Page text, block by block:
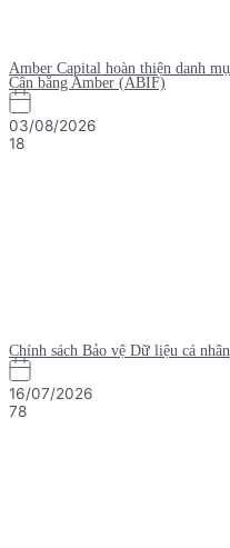
Amber Capital hoàn thiện danh
Cân bằng Amber (ABIF)
03/08/2026
18
Chính sách Bảo vệ Dữ liệu cá nhân
16/07/2026
78